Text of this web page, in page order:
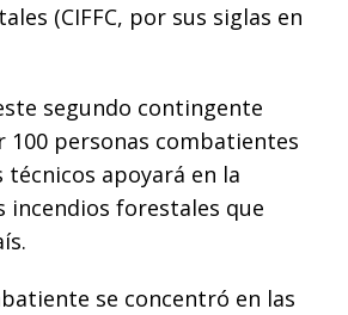
(CIFFC, por sus siglas en
segundo contingente
personas combatientes
técnicos apoyará en la
incendios forestales que
se concentró en las